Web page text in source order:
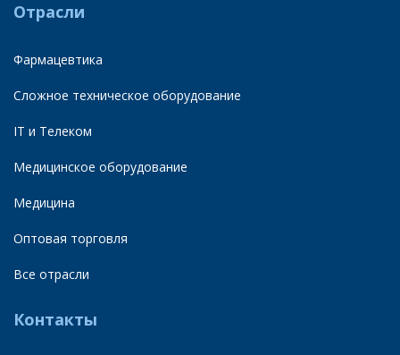
Отрасли
Фармацевтика
Сложное техническое оборудование
IT и Телеком
Медицинское оборудование
Медицина
Оптовая торговля
Все отрасли
Контакты